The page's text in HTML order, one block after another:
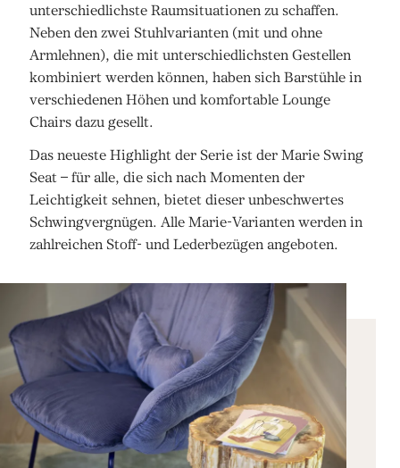
unterschiedlichste Raumsituationen zu schaffen.
Neben den zwei Stuhlvarianten (mit und ohne
Armlehnen), die mit unterschiedlichsten Gestellen
kombiniert werden können, haben sich Barstühle in
verschiedenen Höhen und komfortable Lounge
Chairs dazu gesellt.
Das neueste Highlight der Serie ist der Marie Swing
Seat – für alle, die sich nach Momenten der
Leichtigkeit sehnen, bietet dieser unbeschwertes
Schwingvergnügen. Alle Marie-Varianten werden in
zahlreichen Stoff- und Lederbezügen angeboten.